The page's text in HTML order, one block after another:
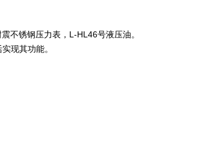
不锈钢压力表，L-HL46号液压油。
现其功能。